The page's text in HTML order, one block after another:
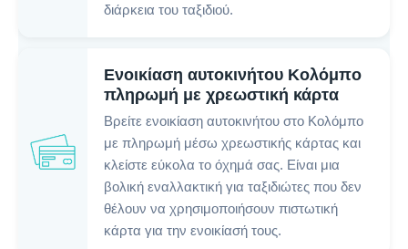
διάρκεια του ταξιδιού.
Ενοικίαση αυτοκινήτου Κολόμπο
πληρωμή με χρεωστική κάρτα
Βρείτε ενοικίαση αυτοκινήτου στο Κολόμπο
με πληρωμή μέσω χρεωστικής κάρτας και
κλείστε εύκολα το όχημά σας. Είναι μια
βολική εναλλακτική για ταξιδιώτες που δεν
θέλουν να χρησιμοποιήσουν πιστωτική
κάρτα για την ενοικίασή τους.